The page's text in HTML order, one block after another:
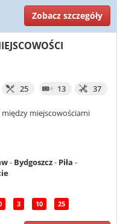
Zobacz szczegóły
25 13 37
między miejscowościami
- Bydgoszcz- Piła -
3 10 25